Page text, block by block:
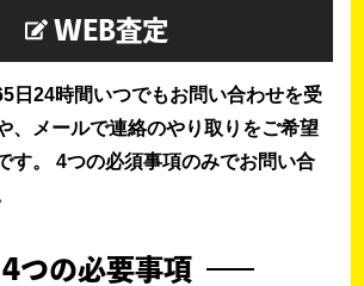
WEB査定
日24時間いつでもお問い合わせを受
、メールで連絡のやり取りをご希望
す。 4つの必須事項のみでお問い合
4つの必要事項